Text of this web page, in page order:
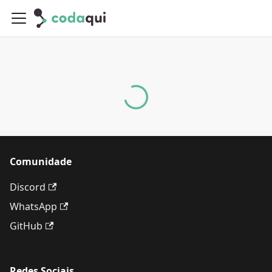
Comunidade
Discord
WhatsApp
GitHub